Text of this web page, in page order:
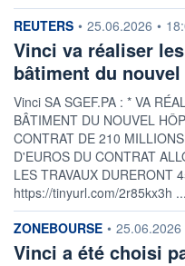
information fournie par
REUTERS • 25.06.2026 •
Vinci va réaliser
bâtiment du
Vinci SA SGEF.PA : * VA
BÂTIMENT DU NOUVEL
CONTRAT DE 210
D'EUROS DU CONTRAT
LES TRAVAUX DURERONT
https://tinyurl.com/2r85kx3h ...
information fournie par
ZONEBOURSE • 25.06.2026
Vinci a été choisi